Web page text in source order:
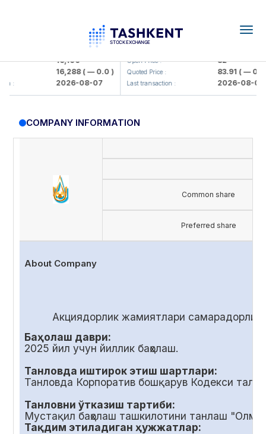
16,100
16,288( — 0.0 )
2026-08-07
KFSK (<Kafolat sug'urta
Open Price : 82
Quoted Price : 83.91( — 0.0 )
Last transaction : 2026-08-07
COMPANY INFORMATION
Common share
Preferred share
About Company
Акциядорлик жамиятлари
Баҳолаш даври:
2025 йил учун йиллик баҳолаш.
Танловда иштирок этиш шартлари:
Танловда Корпоратив бошқарув Кодекси
Танловни ўтказиш тартиби:
Мустақил баҳолаш ташкилотини танлаш
Тақдим этиладиган ҳужжатлар: